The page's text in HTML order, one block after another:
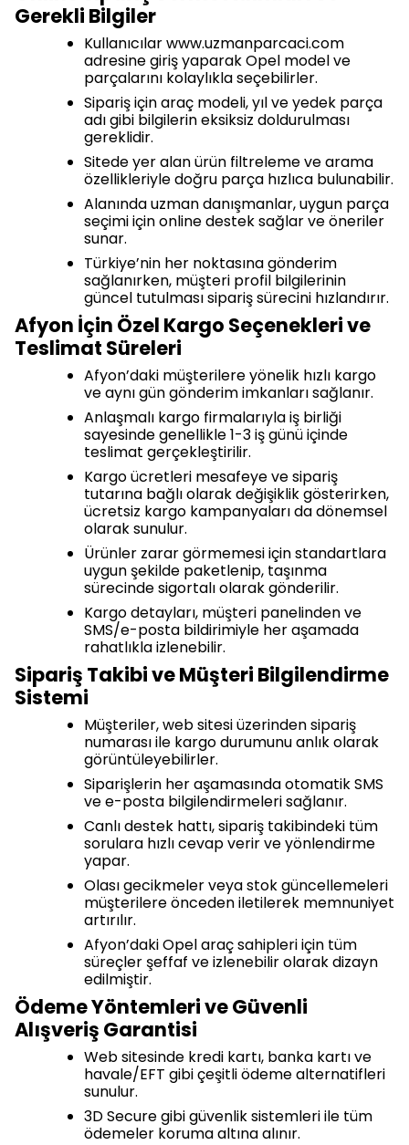
Gerekli Bilgiler
Kullanıcılar www.uzmanparcaci.com
adresine giriş yaparak Opel model ve
parçalarını kolaylıkla seçebilirler.
Sipariş için araç modeli, yıl ve yedek parça
adı gibi bilgilerin eksiksiz doldurulması
gereklidir.
Sitede yer alan ürün filtreleme ve arama
özellikleriyle doğru parça hızlıca bulunabilir.
Alanında uzman danışmanlar, uygun parça
seçimi için online destek sağlar ve öneriler
sunar.
Türkiye’nin her noktasına gönderim
sağlanırken, müşteri profil bilgilerinin
güncel tutulması sipariş sürecini hızlandırır.
Afyon İçin Özel Kargo Seçenekleri ve
Teslimat Süreleri
Afyon’daki müşterilere yönelik hızlı kargo
ve aynı gün gönderim imkanları sağlanır.
Anlaşmalı kargo firmalarıyla iş birliği
sayesinde genellikle 1-3 iş günü içinde
teslimat gerçekleştirilir.
Kargo ücretleri mesafeye ve sipariş
tutarına bağlı olarak değişiklik gösterirken,
ücretsiz kargo kampanyaları da dönemsel
olarak sunulur.
Ürünler zarar görmemesi için standartlara
uygun şekilde paketlenip, taşınma
sürecinde sigortalı olarak gönderilir.
Kargo detayları, müşteri panelinden ve
SMS/e-posta bildirimiyle her aşamada
rahatlıkla izlenebilir.
Sipariş Takibi ve Müşteri Bilgilendirme
Sistemi
Müşteriler, web sitesi üzerinden sipariş
numarası ile kargo durumunu anlık olarak
görüntüleyebilirler.
Siparişlerin her aşamasında otomatik SMS
ve e-posta bilgilendirmeleri sağlanır.
Canlı destek hattı, sipariş takibindeki tüm
sorulara hızlı cevap verir ve yönlendirme
yapar.
Olası gecikmeler veya stok güncellemeleri
müşterilere önceden iletilerek memnuniyet
artırılır.
Afyon’daki Opel araç sahipleri için tüm
süreçler şeffaf ve izlenebilir olarak dizayn
edilmiştir.
Ödeme Yöntemleri ve Güvenli
Alışveriş Garantisi
Web sitesinde kredi kartı, banka kartı ve
havale/EFT gibi çeşitli ödeme alternatifleri
sunulur.
3D Secure gibi güvenlik sistemleri ile tüm
ödemeler koruma altına alınır.